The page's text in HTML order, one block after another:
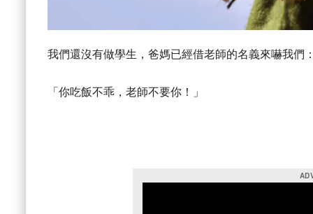
我們還沒有做學生，爸媽已經借老師的名義來嚇我們
「你吃飯不乖，老師不要你！」